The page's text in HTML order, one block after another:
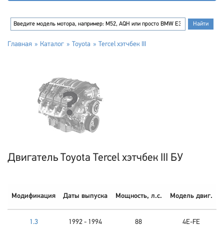
Главная Каталог Toyota Tercel хэтчбек III
Двигатель Toyota Tercel хэтчбек III БУ
Модификация Даты выпуска Мощность, л.с. Модель двиг.
1.3 1992 - 1994 88 4E-FE